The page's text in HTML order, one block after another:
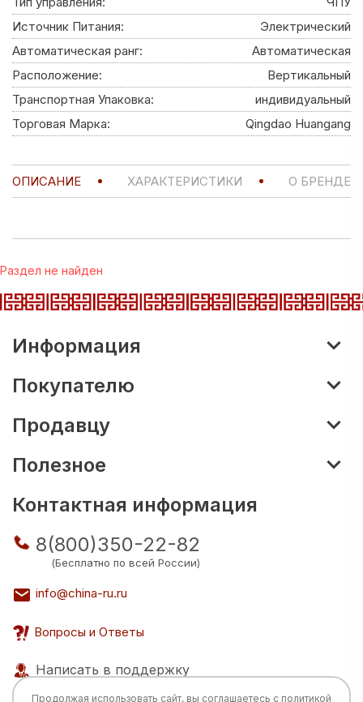
Источник Питания:
Электрический
Автоматическая ранг:
Автоматическая
Расположение:
Вертикальный
Транспортная Упаковка:
индивидуальный
Торговая Марка:
Qingdao Huangang
ОПИСАНИЕ ХАРАКТЕРИСТИКИ О БРЕНДЕ
Раздел не найден
Информация
Покупателю
Продавцу
Полезное
Контактная информация
8(800)350-22-82
(Бесплатно по всей России)
info@china-ru.ru
Вопросы и Ответы
Написать в поддержку
Продолжая использовать сайт, вы соглашаетесь с политикой